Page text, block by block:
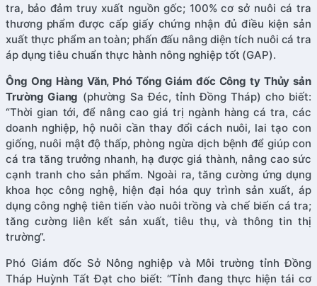
tra, bảo đảm truy xuất nguồn gốc; 100% cơ sở nuôi cá tra
thương phẩm được cấp giấy chứng nhận đủ điều kiện sản
xuất thực phẩm an toàn; phấn đấu nâng diện tích nuôi cá tra
áp dụng tiêu chuẩn thực hành nông nghiệp tốt (GAP).
Ông Ong Hàng Văn, Phó Tổng Giám đốc Công ty Thủy sản
Trường Giang (phường Sa Đéc, tỉnh Đồng Tháp) cho biết:
“Thời gian tới, để nâng cao giá trị ngành hàng cá tra, các
doanh nghiệp, hộ nuôi cần thay đổi cách nuôi, lai tạo con
giống, nuôi mật độ thấp, phòng ngừa dịch bệnh để giúp con
cá tra tăng trưởng nhanh, hạ được giá thành, nâng cao sức
cạnh tranh cho sản phẩm. Ngoài ra, tăng cường ứng dụng
khoa học công nghệ, hiện đại hóa quy trình sản xuất, áp
dụng công nghệ tiên tiến vào nuôi trồng và chế biến cá tra;
tăng cường liên kết sản xuất, tiêu thụ, và thông tin thị
trường”.
Phó Giám đốc Sở Nông nghiệp và Môi trường tỉnh Đồng
Tháp Huỳnh Tất Đạt cho biết: “Tỉnh đang thực hiện tái cơ